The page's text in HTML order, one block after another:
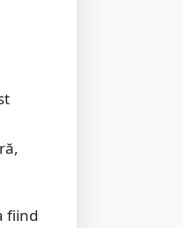
fiind